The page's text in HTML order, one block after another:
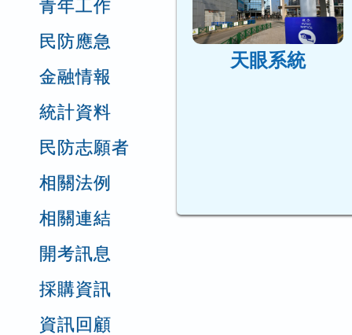
青年工作
民防應急
金融情報
統計資料
民防志願者
相關法例
相關連結
開考訊息
採購資訊
資訊回顧
天眼系統